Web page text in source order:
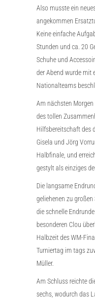
Also musste ein
angekommen
Keine einfache
Stunden und ca. 20
Schuhe und
der Abend wurde mit
Nationalteams
Am nächsten
des tollen
Hilfsbereitschaft des
Gisela und Jörg
Halbfinale, und
gestylt als einziges
Die langsame
geliehenen zu
die schnelle
besonderen Clou
Halbzeit des WM-
Turniertag im tags
Müller.
Am Schluss reichte
sechs, wodurch das